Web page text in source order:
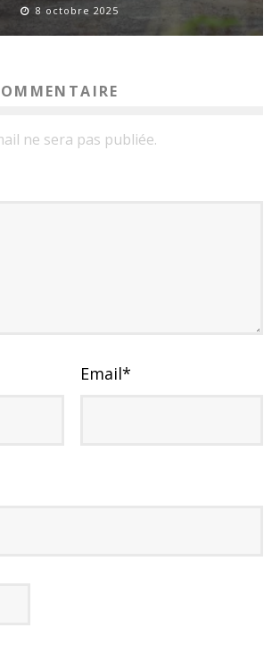
8 octobre 2025
ne sera pas publiée.
Email*